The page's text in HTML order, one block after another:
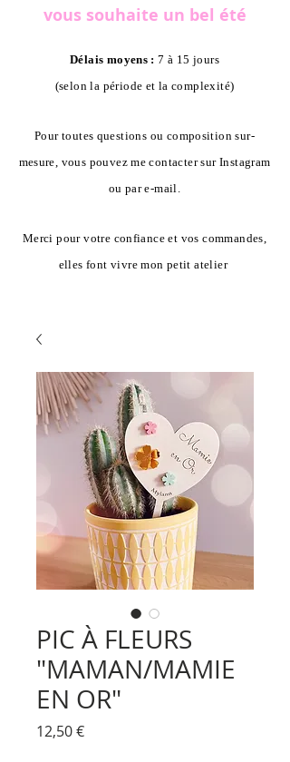
vous souhaite un bel été
Délais moyens : 7 à 15 jours
(selon la période et la complexité)
Pour toutes questions ou composition sur-
mesure, vous pouvez me contacter sur Instagram
ou par e-mail.
Merci pour votre confiance et vos commandes,
elles font vivre mon petit atelier
PIC À FLEURS
"MAMAN/MAMIE
EN OR"
12,50 €Prix